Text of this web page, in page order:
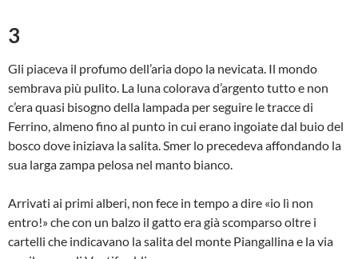
3
Gli piaceva il profumo dell’aria dopo la nevicata. Il mondo
sembrava più pulito. La luna colorava d’argento tutto e non
c’era quasi bisogno della lampada per seguire le tracce di
Ferrino, almeno fino al punto in cui erano ingoiate dal buio del
bosco dove iniziava la salita. Smer lo precedeva affondando la
sua larga zampa pelosa nel manto bianco.
Arrivati ai primi alberi, non fece in tempo a dire «io lì non
entro!» che con un balzo il gatto era già scomparso oltre i
cartelli che indicavano la salita del monte Piangallina e la via